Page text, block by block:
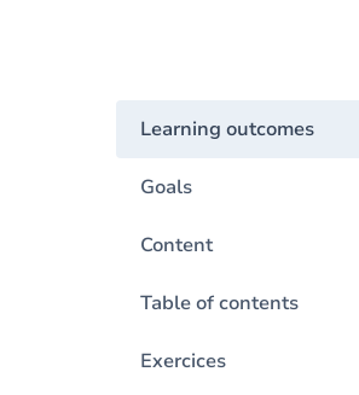
Learning outcomes
Goals
Content
Table of contents
Exercices